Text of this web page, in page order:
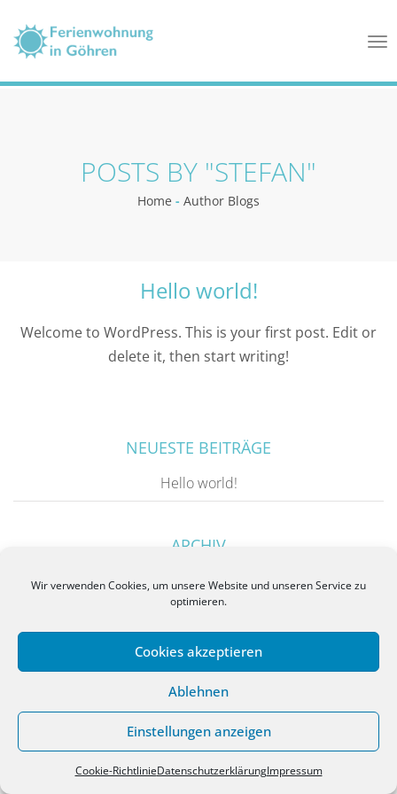
Wir verwenden Cookies, um unsere Website und unseren Service zu
optimieren.
Cookies akzeptieren
Ablehnen
Einstellungen anzeigen
Cookie-RichtlinieDatenschutzerklärungImpressum
POSTS BY "STEFAN"
Home - Author Blogs
Hello world!
Welcome to WordPress. This is your first post. Edit or
delete it, then start writing!
NEUESTE BEITRÄGE
Hello world!
ARCHIV
Dezember 2015
Datenschutzerklärung